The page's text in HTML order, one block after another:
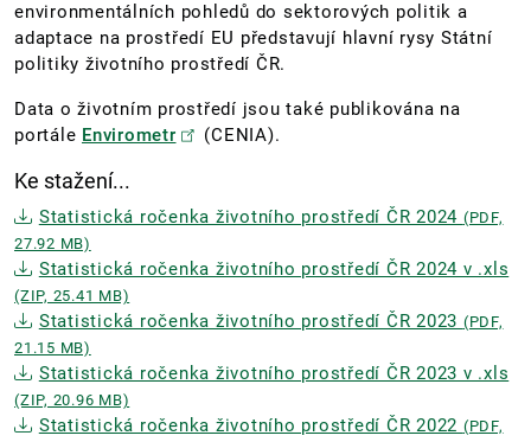
environmentálních pohledů do sektorových politik a
adaptace na prostředí EU představují hlavní rysy Státní
politiky životního prostředí ČR.
Data o životním prostředí jsou také publikována na
portále Envirometr (CENIA).
Ke stažení...
Statistická ročenka životního prostředí ČR 2024 (PDF,
27.92 MB)
Statistická ročenka životního prostředí ČR 2024 v .xls
(ZIP, 25.41 MB)
Statistická ročenka životního prostředí ČR 2023 (PDF,
21.15 MB)
Statistická ročenka životního prostředí ČR 2023 v .xls
(ZIP, 20.96 MB)
Statistická ročenka životního prostředí ČR 2022 (PDF,